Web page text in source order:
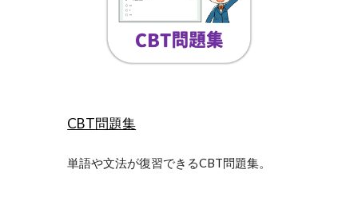
CBT問題集
単語や文法が復習できるCBT問題集。